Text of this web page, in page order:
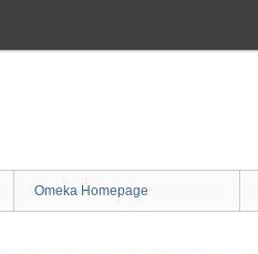
Omeka Homepage